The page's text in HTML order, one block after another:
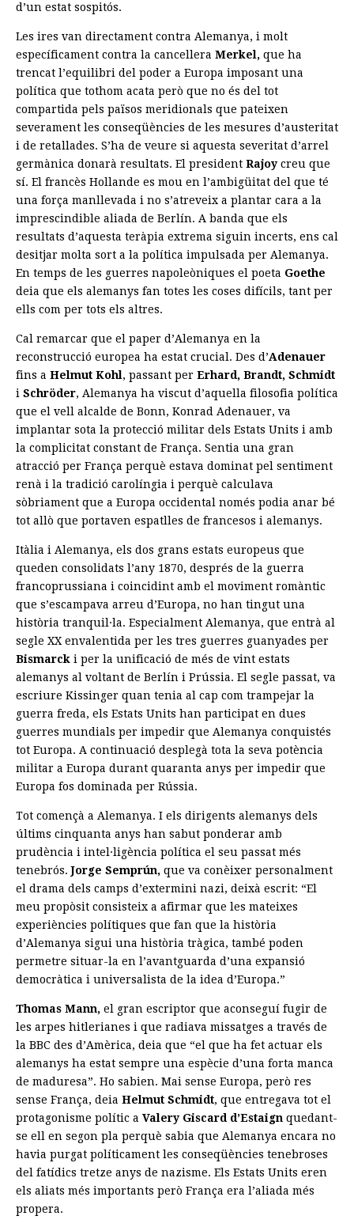
d’un estat sospitós.
Les ires van directament contra Alemanya, i molt
específicament contra la cancellera Merkel, que ha
trencat l’equilibri del poder a Europa imposant una
política que tothom acata però que no és del tot
compartida pels països meridionals que pateixen
severament les conseqüències de les mesures d’austeritat
i de retallades. S’ha de veure si aquesta severitat d’arrel
germànica donarà resultats. El president Rajoycreu que
sí. El francès Hollande es mou en l’ambigüitat del que té
una força manllevada i no s’atreveix a plantar cara a la
imprescindible aliada de Berlín. A banda que els
resultats d’aquesta teràpia extrema siguin incerts, ens cal
desitjar molta sort a la política impulsada per Alemanya.
En temps de les guerres napoleòniques el poeta Goethe
deia que els alemanys fan totes les coses difícils, tant per
ells com per tots els altres.
Cal remarcar que el paper d’Alemanya en la
reconstrucció europea ha estat crucial. Des d’Adenauer
fins a Helmut Kohl, passant per Erhard, Brandt, Schmidt
i Schröder, Alemanya ha viscut d’aquella filosofia política
que el vell alcalde de Bonn, Konrad Adenauer, va
implantar sota la protecció militar dels Estats Units i amb
la complicitat constant de França. Sentia una gran
atracció per França perquè estava dominat pel sentiment
renà i la tradició carolíngia i perquè calculava
sòbriament que a Europa occidental només podia anar bé
tot allò que portaven espatlles de francesos i alemanys.
Itàlia i Alemanya, els dos grans estats europeus que
queden consolidats l’any 1870, després de la guerra
francoprussiana i coincidint amb el moviment romàntic
que s’escampava arreu d’Europa, no han tingut una
història tranquil·la. Especialment Alemanya, que entrà al
segle XX envalentida per les tres guerres guanyades per
Bismarck i per la unificació de més de vint estats
alemanys al voltant de Berlín i Prússia. El segle passat, va
escriure Kissinger quan tenia al cap com trampejar la
guerra freda, els Estats Units han participat en dues
guerres mundials per impedir que Alemanya conquistés
tot Europa. A continuació desplegà tota la seva potència
militar a Europa durant quaranta anys per impedir que
Europa fos dominada per Rússia.
Tot començà a Alemanya. I els dirigents alemanys dels
últims cinquanta anys han sabut ponderar amb
prudència i intel·ligència política el seu passat més
tenebrós.Jorge Semprún, que va conèixer personalment
el drama dels camps d’extermini nazi, deixà escrit: “El
meu propòsit consisteix a afirmar que les mateixes
experiències polítiques que fan que la història
d’Alemanya sigui una història tràgica, també poden
permetre situar-la en l’avantguarda d’una expansió
democràtica i universalista de la idea d’Europa.”
Thomas Mann, el gran escriptor que aconseguí fugir de
les arpes hitlerianes i que radiava missatges a través de
la BBC des d’Amèrica, deia que “el que ha fet actuar els
alemanys ha estat sempre una espècie d’una forta manca
de maduresa”. Ho sabien. Mai sense Europa, però res
sense França, deia Helmut Schmidt, que entregava tot el
protagonisme polític a Valery Giscard d’Estaign quedant-
se ell en segon pla perquè sabia que Alemanya encara no
havia purgat políticament les conseqüències tenebroses
del fatídics tretze anys de nazisme. Els Estats Units eren
els aliats més importants però França era l’aliada més
propera.